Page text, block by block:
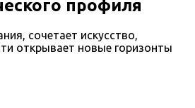
профиля
сочетает искусство,
открывает новые горизонты